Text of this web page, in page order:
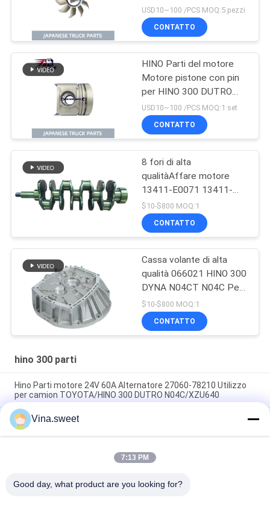
DUTRO N04CT N04C
OEM 16361-78100
USD10~100 /PCS MOQ:5 pezzi
CONTATTO
HINO Parti del motore
Motore pistone con pin
per HINO 300 DUTRO
W04D OEM 13216-
E0020
USD10~100 /PCS MOQ:1 set
CONTATTO
8 fori di alta
qualitàAffare motore
13411-E0071 13411-
78080 HINO 300 Dutro
W04D N04CT
N04C/Toyota Per parti
$10-$800 MOQ:1
CONTATTO
Cassa volante di alta
qualità 066021 HINO 300
DYNA N04CT N04C Per
parti Hino 300
$10-$800 MOQ:1
CONTATTO
hino 300 parti
Hino Parti motore 24V 60A Alternatore 27060-78210 Utilizzo
per camion TOYOTA/HINO 300 DUTRO N04C/XZU640
Hino Parti motore Disco di frizione 31250-37171 3125037171
300mm Utilizzo per camion TOYOTA/HINO 300 DUTRO N04C
Hino parti di freno Fermore di legame 45046-37062 45047-
37052 Utilizzo per camion TOYOTA/HINO 300 EURO4 DYNA
Vina.sweet
7:13 PM
Good day, what product are you looking for?